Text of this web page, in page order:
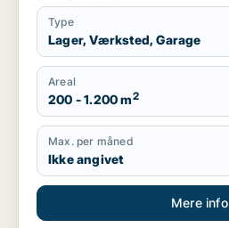
Type
Lager, Værksted, Garage
Areal
200 - 1.200 m2
Max. per måned
Ikke angivet
Mere info